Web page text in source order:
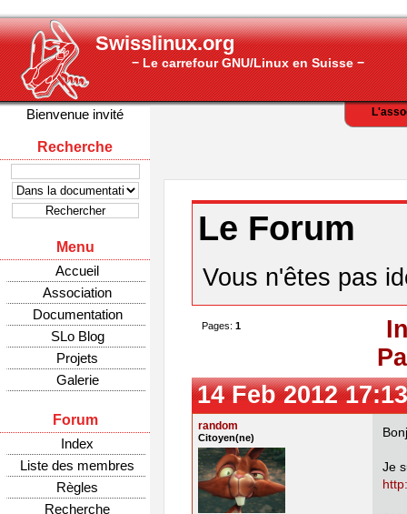
Swisslinux.org
− Le carrefour GNU/Linux en Suisse −
Bienvenue invité
Recherche
Menu
Accueil
Association
Documentation
SLo Blog
Projets
Galerie
Forum
Index
Liste des membres
Règles
Recherche
Le Forum
Vous n'êtes pas
Pages: 1
14 Feb 2012
random
Citoyen(ne)
Je